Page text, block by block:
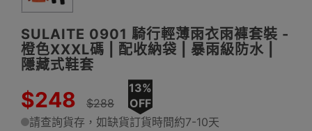
SULAITE 0901 騎行輕薄雨衣雨褲套裝 -
橙色XXXL碼 | 配收納袋 | 暴雨級防水 |
隱藏式鞋套
$248 $288
13%
OFF
請查詢貨存，如缺貨訂貨時間約7-10天